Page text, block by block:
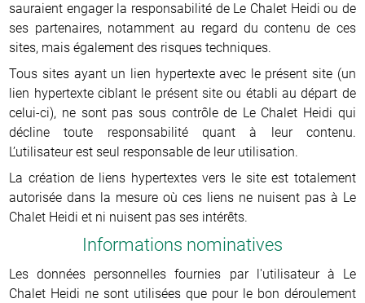
sauraient engager la responsabilité de Le Chalet Heidi ou de
ses partenaires, notamment au regard du contenu de ces
sites, mais également des risques techniques.
Tous sites ayant un lien hypertexte avec le présent site (un
lien hypertexte ciblant le présent site ou établi au départ de
celui-ci), ne sont pas sous contrôle de Le Chalet Heidi qui
décline toute responsabilité quant à leur contenu.
L’utilisateur est seul responsable de leur utilisation.
La création de liens hypertextes vers le site est totalement
autorisée dans la mesure où ces liens ne nuisent pas à Le
Chalet Heidi et ni nuisent pas ses intérêts.
Informations nominatives
Les données personnelles fournies par l'utilisateur à Le
Chalet Heidi ne sont utilisées que pour le bon déroulement